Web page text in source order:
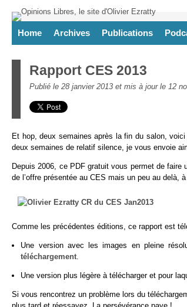
Home Archives Publications
Rapport CES 2013
Publié le 28 janvier 2013 et mis à jour le 12
Et hop, deux semaines après la fin du salon,
deux semaines de relatif silence, je vous envoie
Depuis 2006, ce PDF gratuit vous permet de faire
de l’offre présentée au CES mais un peu au delà,
Comme les précédentes éditions, ce rapport est
Une version avec les images en pleine
téléchargement.
Une version plus légère à télécharger et pour
Si vous rencontrez un problème lors du